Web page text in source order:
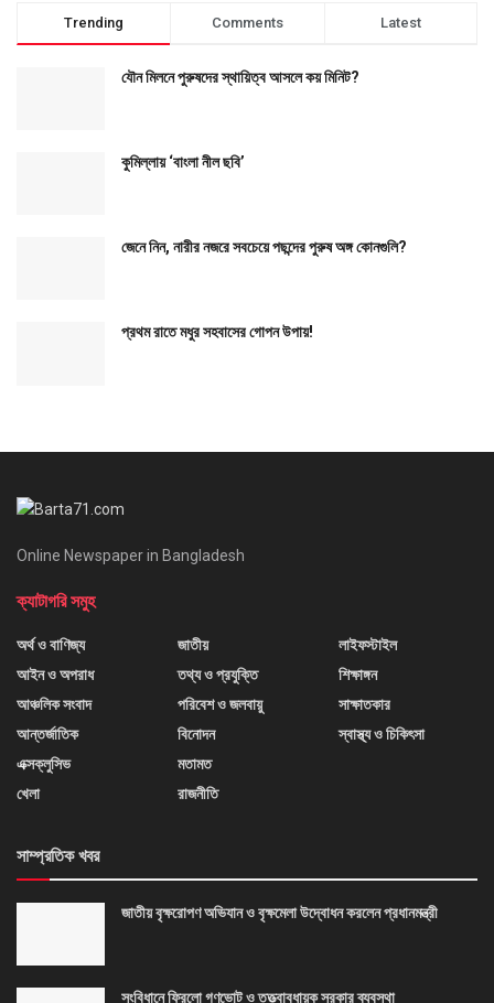
Trending Comments Latest
যৌন মিলনে পুরুষদের স্থায়িত্ব আসলে কয় মিনিট?
কুমিল্লায় ‘বাংলা নীল ছবি’
জেনে নিন, নারীর নজরে সবচেয়ে পছন্দের পুরুষ অঙ্গ কোনগুলি?
প্রথম রাতে মধুর সহবাসের গোপন উপায়!
Online Newspaper in Bangladesh
ক্যাটাগরি সমুহ
অর্থ ও বাণিজ্য
আইন ও অপরাধ
আঞ্চলিক সংবাদ
আন্তর্জাতিক
এক্সক্লুসিভ
খেলা
জাতীয়
তথ্য ও প্রযুক্তি
পরিবেশ ও জলবায়ু
বিনোদন
মতামত
রাজনীতি
লাইফস্টাইল
শিক্ষাঙ্গন
সাক্ষাতকার
স্বাস্থ্য ও চিকিৎসা
সাম্প্রতিক খবর
জাতীয় বৃক্ষরোপণ অভিযান ও বৃক্ষমেলা উদ্বোধন করলেন প্রধানমন্ত্রী
সংবিধানে ফিরলো গণভোট ও তত্ত্বাবধায়ক সরকার ব্যবস্থা